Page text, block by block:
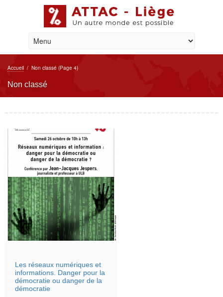
Accueil / Non classé (Page 4)
Non classé
Les réseaux numériques et
informations. Danger pour la
démocratie ou danger de la
démocratie